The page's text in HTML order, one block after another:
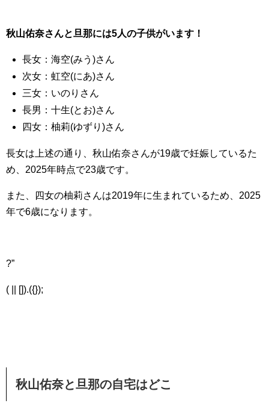
秋山佑奈さんと旦那には5人の子供がいます！
長女：海空(みう)さん
次女：虹空(にあ)さん
三女：いのりさん
長男：十生(とお)さん
四女：柚莉(ゆずり)さん
長女は上述の通り、秋山佑奈さんが19歳で妊娠しているた
め、2025年時点で23歳です。
また、四女の柚莉さんは2019年に生まれているため、2025
年で6歳になります。
?”
( || []).({});
秋山佑奈と旦那の自宅はどこ